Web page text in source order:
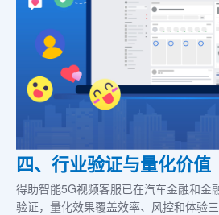
四、行业验证与量化价值
得助智能5G视频客服已在汽车金融和金
验证，量化效果覆盖效率、风控和体验三